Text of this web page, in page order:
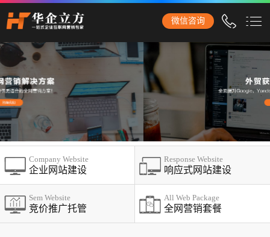
销型网站建设、商城网站建设、品牌网站建设、响应式网站建
设、手机网站建设、网站改版、竞价托管、小程序开发等服务！
成都网站建设
网站建设
企业网站建设
外贸网站建设
营销网站建设
品牌网站建设
微信咨询
Company Website
企业网站建设
Response Website
响应式网站建设
Sem Website
竞价推广托管
All Web Package
全网营销套餐